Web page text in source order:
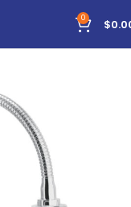
0 $